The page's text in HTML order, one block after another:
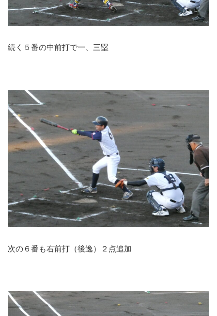
続く５番の中前打で一、三塁
次の６番も右前打（後逸）２点追加